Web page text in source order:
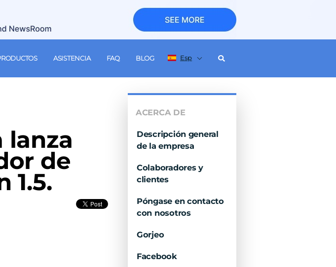
ASISTENCIA FAQ BLOG Esp
lanza
de
1.5.
ACERCA DE
Descripción general
de la empresa
Colaboradores y
clientes
Póngase en contacto
con nosotros
Gorjeo
Facebook